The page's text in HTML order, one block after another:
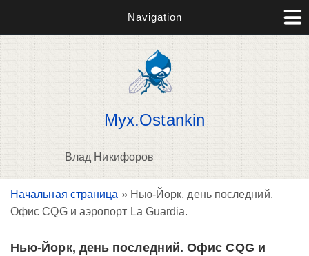
Navigation
Myx.Ostankin
Влад Никифоров
Вы здесь
Начальная страница » Нью-Йорк, день последний.
Офис CQG и аэропорт La Guardia.
Нью-Йорк, день последний. Офис CQG и